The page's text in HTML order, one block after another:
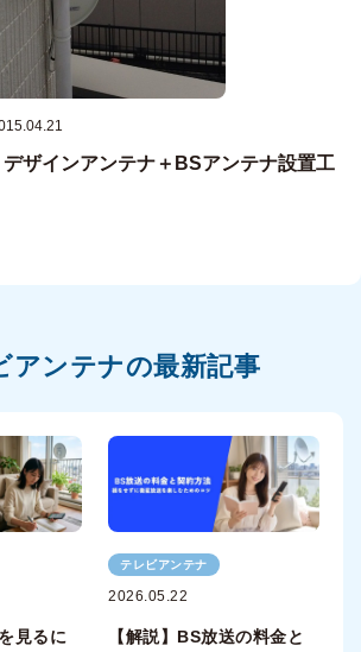
ザインアンテナ＋BSアンテナ設置工
アンテナの最新記事
見るに
テレビアンテナ
2026.05.22
【解説】BS放送の料金と